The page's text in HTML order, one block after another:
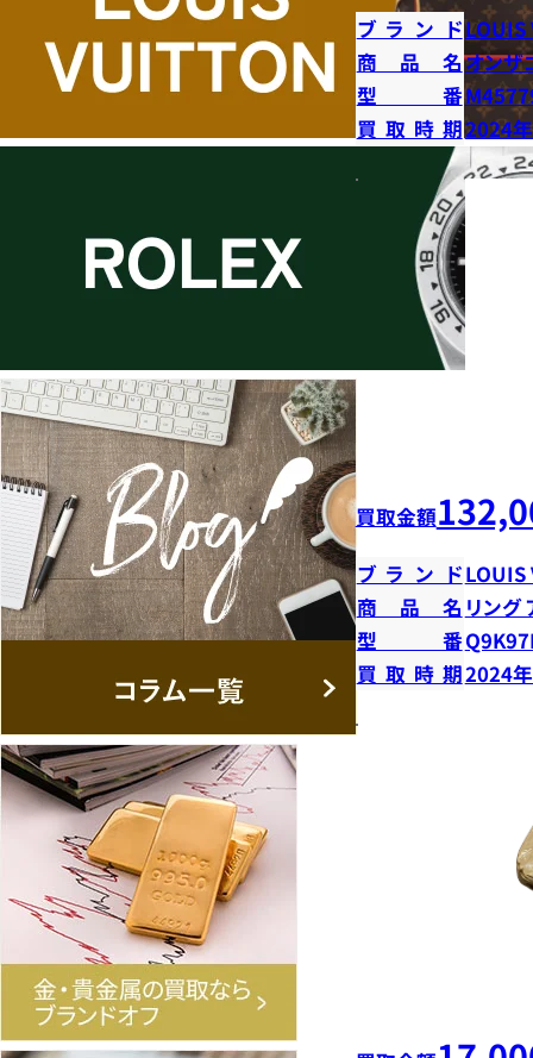
ブランドLOUIS
商品名オンザ
型番
買取時期2024
買取金額
ブランドLOUIS
商品名 リング
型番
買取時期2024